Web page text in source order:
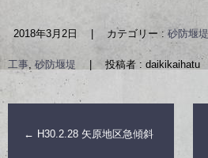
2018年3月2日 | カテゴリー : 砂防堰
工事 砂防堰堤 | 投稿者 : daikikaihatu
← H30.2.28 矢原地区急傾斜